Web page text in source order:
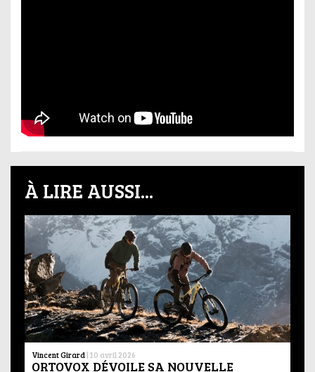
À LIRE AUSSI...
Vincent Girard | 10 avril 2026
ORTOVOX DÉVOILE SA NOUVELLE